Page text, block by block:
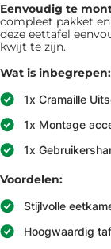
Eenvoudig te
compleet pakket
deze eettafel
kwijt te zijn.
Wat is inbegrepen:
1x Cramaille
1x Montage
1x
Voordelen:
Stijlvolle
Hoogwaardig